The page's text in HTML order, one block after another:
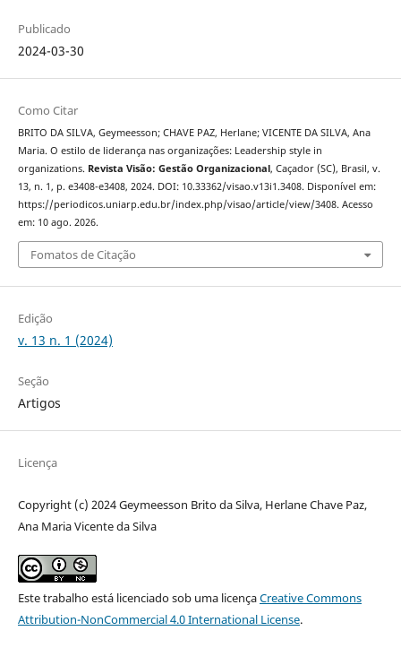
Publicado
2024-03-30
Como Citar
BRITO DA SILVA, Geymeesson; CHAVE PAZ, Herlane; VICENTE DA SILVA, Ana
Maria. O estilo de liderança nas organizações: Leadership style in
organizations. Revista Visão: Gestão Organizacional, Caçador (SC), Brasil, v.
13, n. 1, p. e3408-e3408, 2024. DOI: 10.33362/visao.v13i1.3408. Disponível em:
https://periodicos.uniarp.edu.br/index.php/visao/article/view/3408. Acesso
em: 10 ago. 2026.
Fomatos de Citação
Edição
v. 13 n. 1 (2024)
Seção
Artigos
Licença
Copyright (c) 2024 Geymeesson Brito da Silva, Herlane Chave Paz,
Ana Maria Vicente da Silva
Este trabalho está licenciado sob uma licençaCreative Commons
Attribution-NonCommercial 4.0 International License.